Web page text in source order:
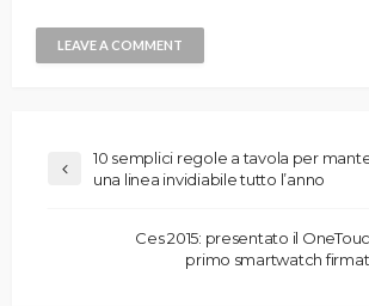
10 semplici regole a tavola per
una linea invidiabile tutto l’anno
Ces 2015: presentato il
primo smartwatch